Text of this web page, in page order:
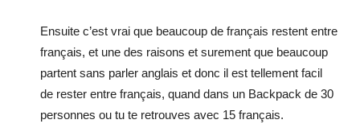
Ensuite c’est vrai que beaucoup de français restent entre
français, et une des raisons et surement que beaucoup
partent sans parler anglais et donc il est tellement facil
de rester entre français, quand dans un Backpack de 30
personnes ou tu te retrouves avec 15 français.